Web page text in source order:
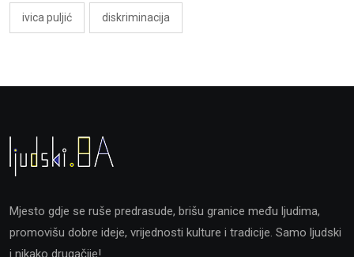
ivica puljić diskriminacija
Mjesto gdje se ruše predrasude, brišu granice među ljudima,
promovišu dobre ideje, vrijednosti kulture i tradicije. Samo ljudski
i nikako drugačije!